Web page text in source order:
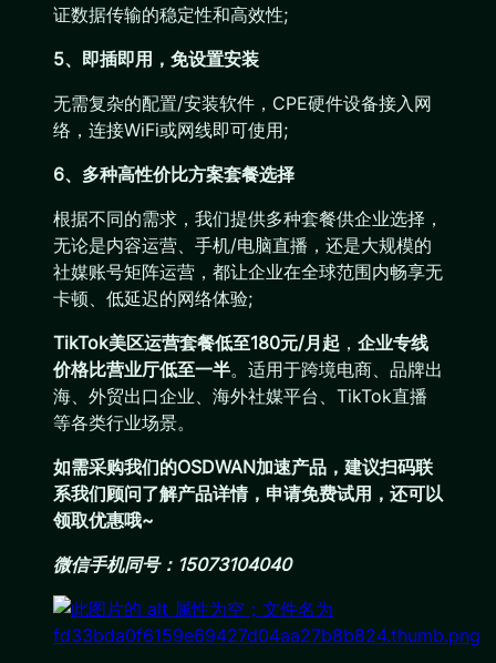
证数据传输的稳定性和高效性;
5、即插即用，免设置安装
无需复杂的配置/安装软件，CPE硬件设备接入网
络，连接WiFi或网线即可使用;
6、多种高性价比方案套餐选择
根据不同的需求，我们提供多种套餐供企业选择，
无论是内容运营、手机/电脑直播，还是大规模的
社媒账号矩阵运营，都让企业在全球范围内畅享无
卡顿、低延迟的网络体验;
TikTok美区运营套餐低至180元/月起 ， 企业专线
价格比营业厅低至一半。适用于跨境电商、品牌出
海、外贸出口企业、海外社媒平台、TikTok直播
等各类行业场景。
如需采购我们的OSDWAN加速产品，建议扫码联
系我们顾问了解产品详情，申请免费试用，还可以
领取优惠哦~
微信手机同号：15073104040